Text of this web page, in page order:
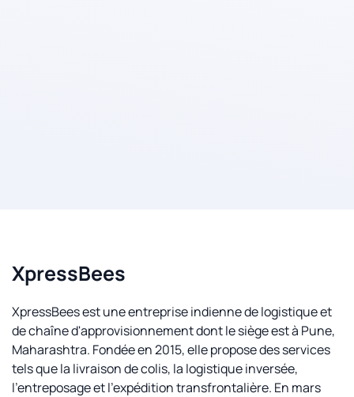
XpressBees
XpressBees est une entreprise indienne de logistique et
de chaîne d'approvisionnement dont le siège est à Pune,
Maharashtra. Fondée en 2015, elle propose des services
tels que la livraison de colis, la logistique inversée,
l'entreposage et l'expédition transfrontalière. En mars